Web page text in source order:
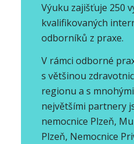
Výuku zajišťuje 250
kvalifikovaných
odborníků z praxe.
V rámci odborné
s většinou
regionu a s
největšími partnery
nemocnice Plzeň,
Plzeň, Nemocnice